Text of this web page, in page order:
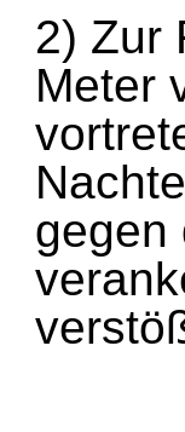
2) Zur
Meter
gegen